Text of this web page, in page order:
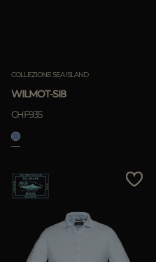
COLLEZIONE SEA ISLAND
WILMOT-SI8
CHF935